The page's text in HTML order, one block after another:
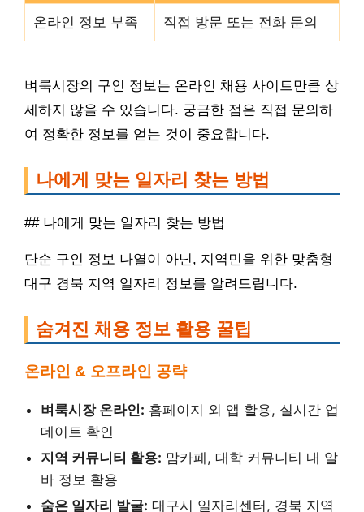
온라인 정보 부족 직접 방문 또는 전화 문의
벼룩시장의 구인 정보는 온라인 채용 사이트만큼 상
세하지 않을 수 있습니다. 궁금한 점은 직접 문의하
여 정확한 정보를 얻는 것이 중요합니다.
나에게 맞는 일자리 찾는 방법
## 나에게 맞는 일자리 찾는 방법
단순 구인 정보 나열이 아닌, 지역민을 위한 맞춤형
대구 경북 지역 일자리 정보를 알려드립니다.
숨겨진 채용 정보 활용 꿀팁
온라인 & 오프라인 공략
벼룩시장 온라인: 홈페이지 외 앱 활용, 실시간 업
데이트 확인
지역 커뮤니티 활용: 맘카페, 대학 커뮤니티 내 알
바 정보 활용
숨은 일자리 발굴: 대구시 일자리센터, 경북 지역